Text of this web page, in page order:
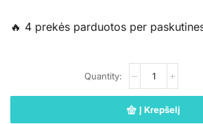
🔥 4 prekės parduotos per
Į Krepšelį